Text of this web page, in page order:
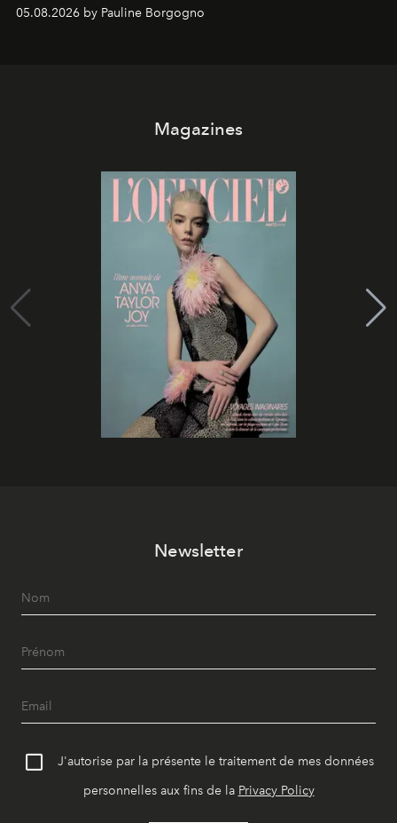
05.08.2026 by Pauline Borgogno
Magazines
Newsletter
J'autorise par la présente le traitement de mes données
personnelles aux fins de la Privacy Policy